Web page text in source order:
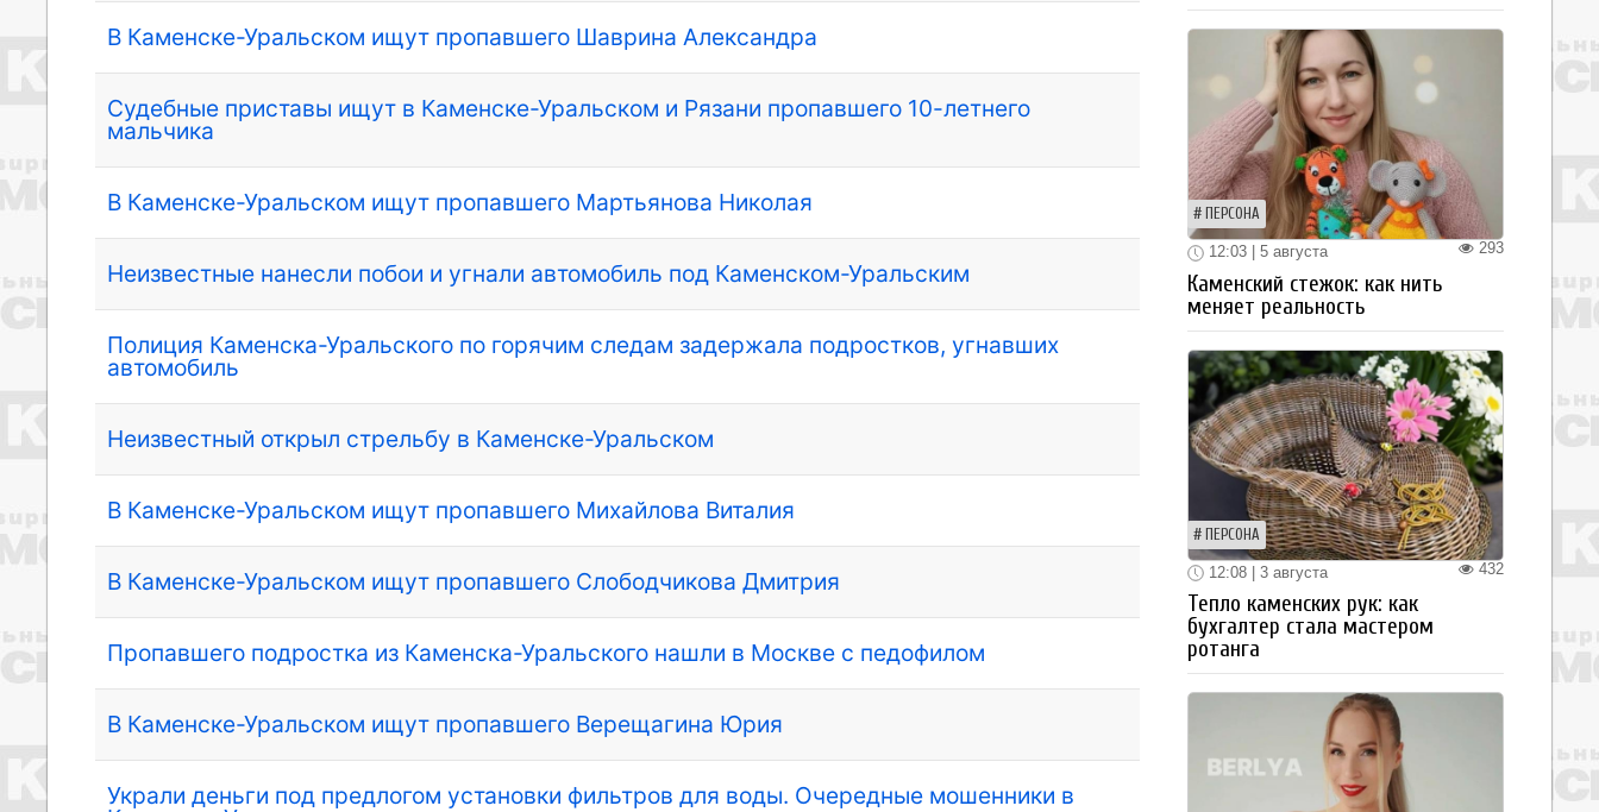
В Каменске-Уральском ищут пропавшего Шаврина Александра
Судебные приставы ищут в Каменске-Уральском и Рязани пропавшего 10-летнего
мальчика
В Каменске-Уральском ищут пропавшего Мартьянова Николая
Неизвестные нанесли побои и угнали автомобиль под Каменском-Уральским
Полиция Каменска-Уральского по горячим следам задержала подростков, угнавших
автомобиль
Неизвестный открыл стрельбу в Каменске-Уральском
В Каменске-Уральском ищут пропавшего Михайлова Виталия
В Каменске-Уральском ищут пропавшего Слободчикова Дмитрия
Пропавшего подростка из Каменска-Уральского нашли в Москве с педофилом
В Каменске-Уральском ищут пропавшего Верещагина Юрия
Украли деньги под предлогом установки фильтров для воды. Очередные мошенники в
ПЕРСОНА
293
12:03 | 5 августа
Каменский стежок: как нить
меняет реальность
ПЕРСОНА
432
12:08 | 3 августа
Тепло каменских рук: как
бухгалтер стала мастером
ротанга